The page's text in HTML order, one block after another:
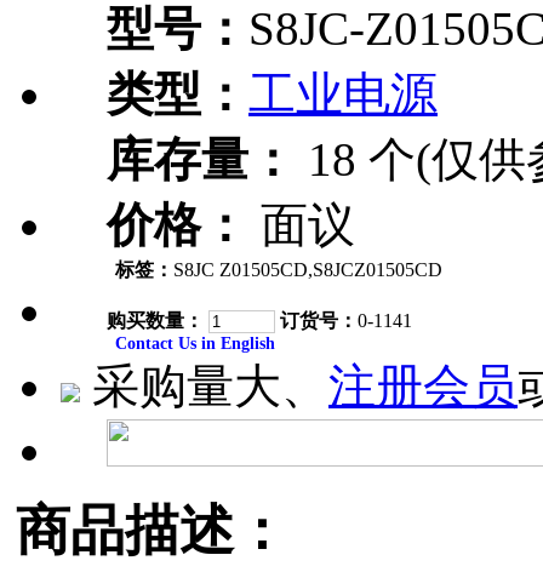
型号： S8JC-
类型： 工业电源
库存量：
18 个(仅供
价格： 面议
标签： S8JC Z01505CD,S8JCZ01505CD
购买数量： 订货号： 0-1141
Contact Us in English
采购量大、 注册会员
商品描述：